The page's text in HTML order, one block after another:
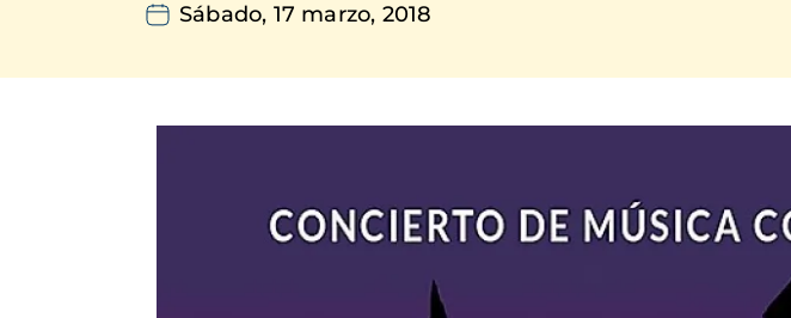
Sábado, 17 marzo, 2018